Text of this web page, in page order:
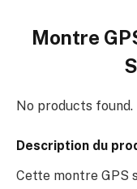
Montre
No products found.
Description du
Cette montre GPS